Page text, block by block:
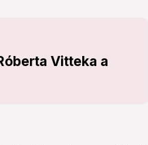
Vitteka a